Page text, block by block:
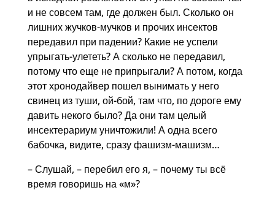
и не совсем там, где должен был. Сколько он
лишних жучков-мучков и прочих инсектов
передавил при падении? Какие не успели
упрыгать-улететь? А сколько не передавил,
потому что еще не припрыгали? А потом, когда
этот хронодайвер пошел вынимать у него
свинец из туши, ой-бой, там что, по дороге ему
давить некого было? Да они там целый
инсектерариум уничтожили! А одна всего
бабочка, видите, сразу фашизм-машизм…
– Слушай, – перебил его я, – почему ты всё
время говоришь на «м»?